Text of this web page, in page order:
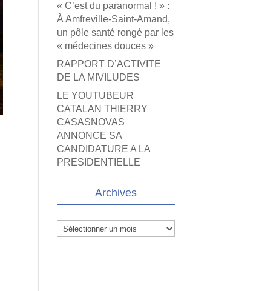
« C’est du paranormal ! » :
À Amfreville-Saint-Amand,
un pôle santé rongé par les
« médecines douces »
RAPPORT D’ACTIVITE
DE LA MIVILUDES
LE YOUTUBEUR
CATALAN THIERRY
CASASNOVAS
ANNONCE SA
CANDIDATURE A LA
PRESIDENTIELLE
Archives
Archives